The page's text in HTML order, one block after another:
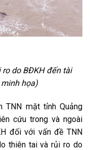
do BĐKH đến tài
họa)
TNN mặt tỉnh Quảng
cứu trong và ngoài
đối với vấn đề TNN
thiên tai và rủi ro do